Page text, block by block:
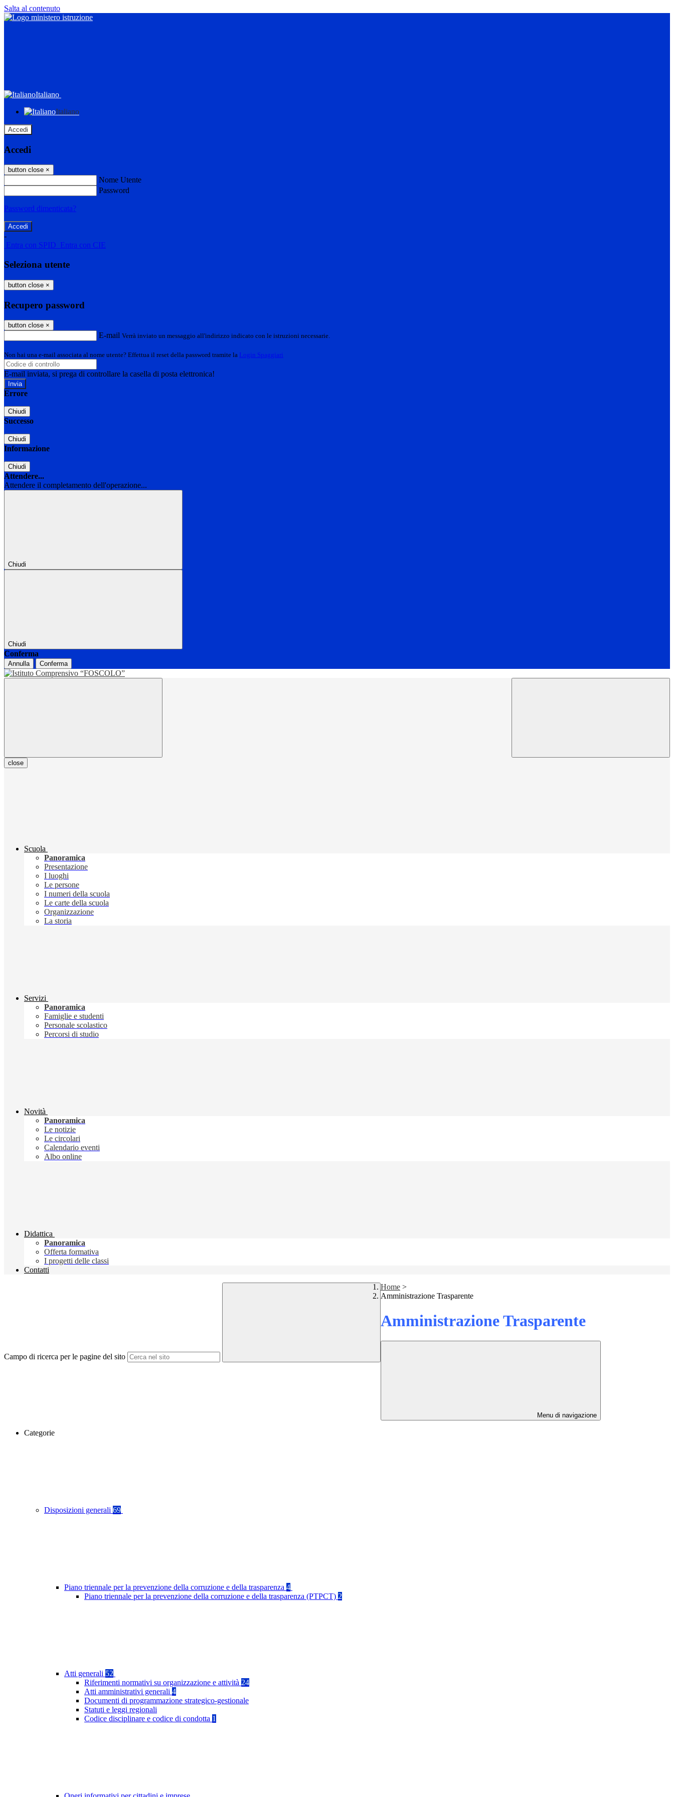
Salta al contenuto
Italiano
Italiano
Accedi
Accedi
button close ×
Nome Utente
Password
Password dimenticata?
-
Entra con SPID Entra con CIE
Seleziona utente
button close ×
Recupero password
button close ×
E-mail Verrà inviato un messaggio all'indirizzo indicato con le istruzioni necessarie.
Non hai una e-mail associata al nome utente? Effettua il reset della password tramite la Login Spaggiari
E-mail inviata, si prega di controllare la casella di posta elettronica!
Errore
Chiudi
Successo
Chiudi
Informazione
Chiudi
Attendere...
Attendere il completamento dell'operazione...
Chiudi
Chiudi
Conferma
Annulla Conferma
close
Scuola
Panoramica
Presentazione
I luoghi
Le persone
I numeri della scuola
Le carte della scuola
Organizzazione
La storia
Servizi
Panoramica
Famiglie e studenti
Personale scolastico
Percorsi di studio
Novità
Panoramica
Le notizie
Le circolari
Calendario eventi
Albo online
Didattica
Panoramica
Offerta formativa
I progetti delle classi
Contatti
Campo di ricerca per le pagine del sito
Home >
Amministrazione Trasparente
Amministrazione Trasparente
Menu di navigazione
Categorie
Disposizioni generali 69
Piano triennale per la prevenzione della corruzione e della trasparenza 4
Piano triennale per la prevenzione della corruzione e della trasparenza (PTPCT) 2
Atti generali 52
Riferimenti normativi su organizzazione e attività 24
Atti amministrativi generali 4
Documenti di programmazione strategico-gestionale
Statuti e leggi regionali
Codice disciplinare e codice di condotta 1